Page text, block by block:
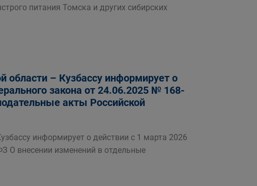
питания Томска и других сибирских
области – Кузбассу информирует о
закона от 24.06.2025 № 168-
акты Российской
информирует о действии с 1 марта 2026
О внесении изменений в отдельные